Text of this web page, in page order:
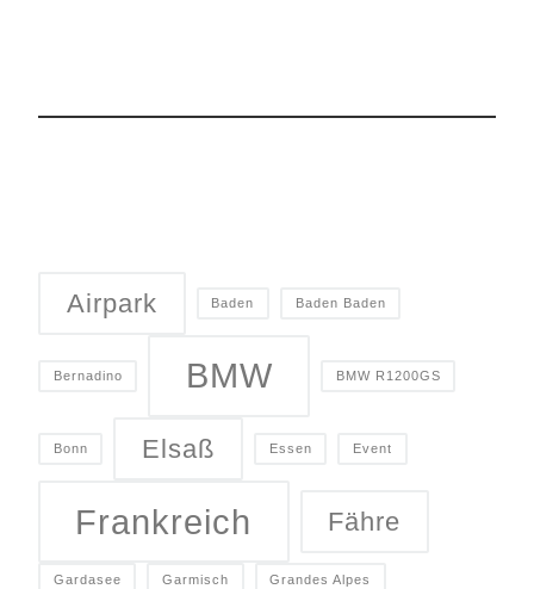
Airpark Baden Baden Baden
Bernadino BMW BMW R1200GS
Bonn Elsaß Essen Event
Frankreich Fähre
Gardasee Garmisch Grandes Alpes